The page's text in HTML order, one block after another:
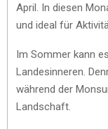
April. In diesen
und ideal für
Im Sommer kann
Landesinneren.
während der
Landschaft.